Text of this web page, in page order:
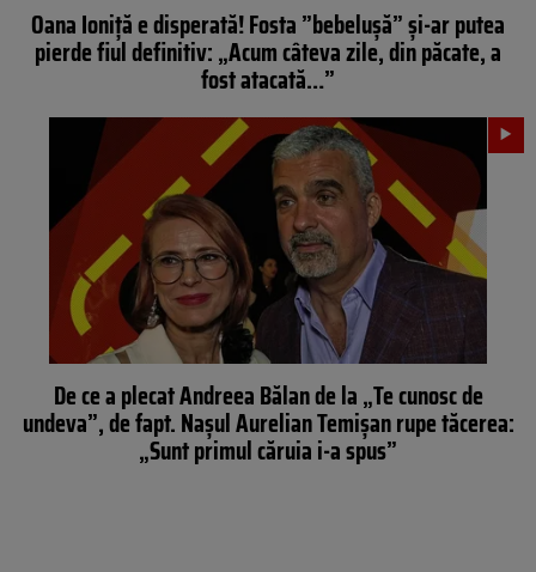
Oana Ioniță e disperată! Fosta ”bebelușă” și-ar putea
pierde fiul definitiv: „Acum câteva zile, din păcate, a
fost atacată…”
De ce a plecat Andreea Bălan de la „Te cunosc de
undeva”, de fapt. Naşul Aurelian Temişan rupe tăcerea:
„Sunt primul căruia i-a spus”